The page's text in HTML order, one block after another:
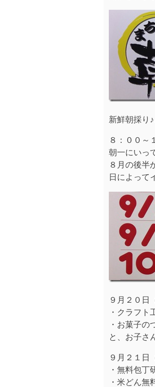
新鮮朝採り
８：００～
朝一にいっ
８月の後半
日によって
９月２０日
・クラフト
・お菓子の
と、お子さ
９月２１日
・無料包丁
・米どん無